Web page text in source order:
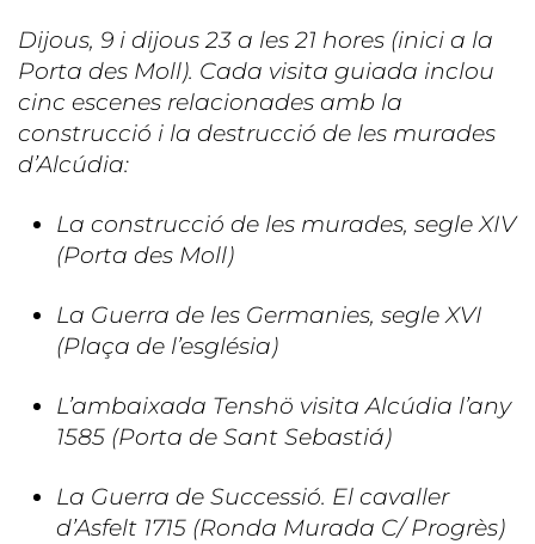
Dijous, 9 i dijous 23 a les 21 hores (inici a la
Porta des Moll). Cada visita guiada inclou
cinc escenes relacionades amb la
construcció i la destrucció de les murades
d’Alcúdia:
La construcció de les murades, segle XIV
(Porta des Moll)
La Guerra de les Germanies, segle XVI
(Plaça de l’església)
L’ambaixada Tenshö visita Alcúdia l’any
1585 (Porta de Sant Sebastiá)
La Guerra de Successió. El cavaller
d’Asfelt 1715 (Ronda Murada C/ Progrès)